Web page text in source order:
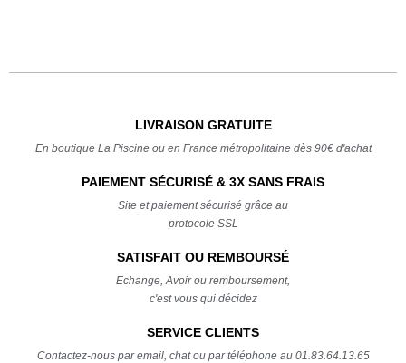
LIVRAISON GRATUITE
En boutique La Piscine ou en France métropolitaine dès 90€ d'achat
PAIEMENT SÉCURISÉ & 3X SANS FRAIS
Site et paiement sécurisé grâce au
protocole SSL
SATISFAIT OU REMBOURSÉ
Echange, Avoir ou remboursement,
c'est vous qui décidez
SERVICE CLIENTS
Contactez-nous par email, chat ou par téléphone au 01.83.64.13.65